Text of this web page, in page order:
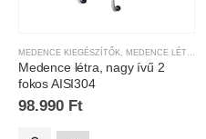
MEDENCE KIEGÉSZÍTŐK, MEDENCE LÉTRÁK
Medence létra, nagy ívű 2
fokos AISI304
98.990 Ft